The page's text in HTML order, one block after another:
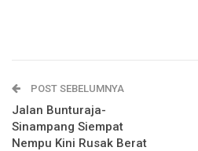
POST SEBELUMNYA
Jalan Bunturaja-
Sinampang Siempat
Nempu Kini Rusak Berat